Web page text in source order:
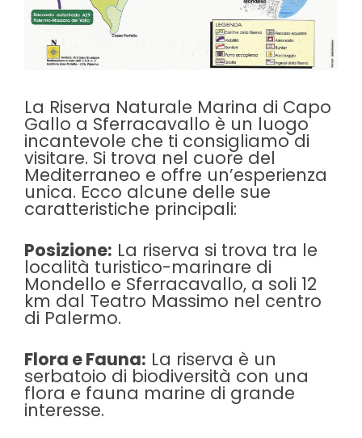
La Riserva Naturale Marina di Capo
Gallo a Sferracavallo è un luogo
incantevole che ti consigliamo di
visitare. Si trova nel cuore del
Mediterraneo e offre un’esperienza
unica. Ecco alcune delle sue
caratteristiche principali:
Posizione: La riserva si trova tra le
località turistico-marinare di
Mondello e Sferracavallo, a soli 12
km dal Teatro Massimo nel centro
di Palermo.
Flora e Fauna: La riserva è un
serbatoio di biodiversità con una
flora e fauna marine di grande
interesse.